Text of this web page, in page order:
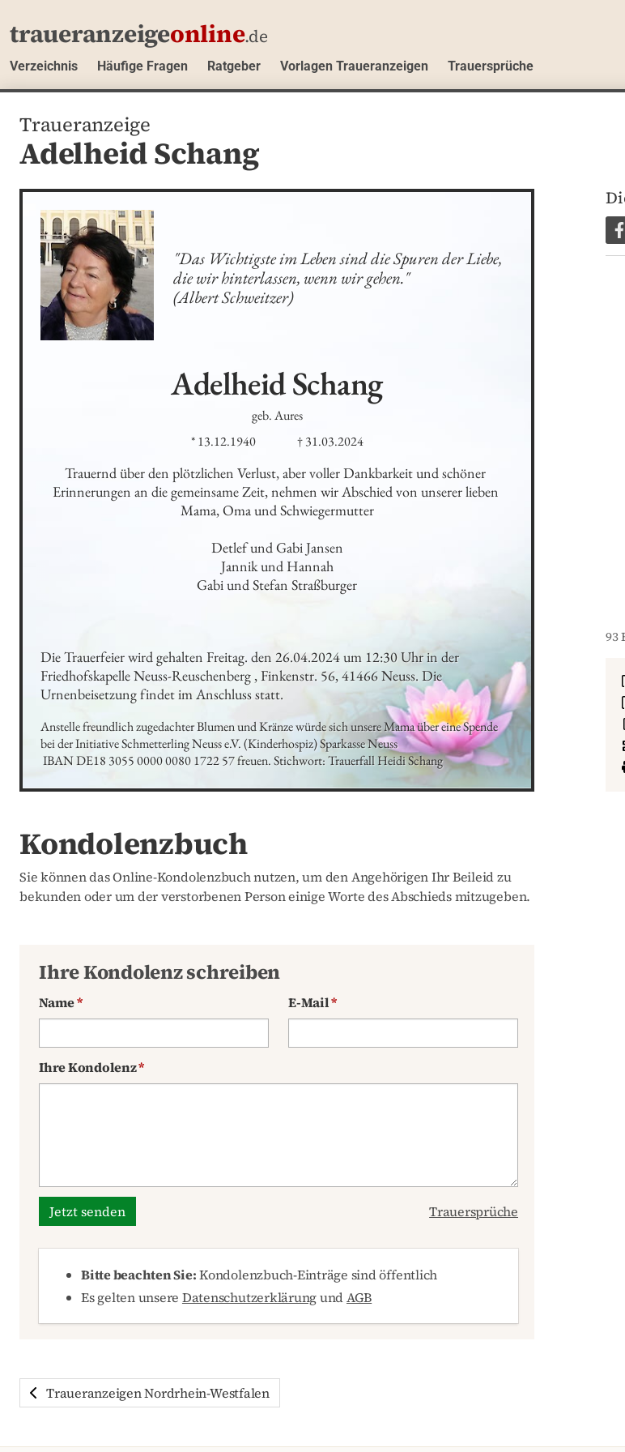
traueranzeigeonline.de
Verzeichnis Häufige Fragen Ratgeber Vorlagen Traueranzeigen Trauersprüche
Traueranzeige
Adelheid Schang
"Das Wichtigste im Leben sind die Spuren der Liebe,
die wir hinterlassen, wenn wir gehen."
(Albert Schweitzer)
AdelheidSchang
geb. Aures
* 13.12.1940
† 31.03.2024
Trauernd über den plötzlichen Verlust, aber voller Dankbarkeit und schöner
Erinnerungen an die gemeinsame Zeit, nehmen wir Abschied von unserer lieben
Mama, Oma und Schwiegermutter
Detlef und Gabi Jansen
Jannik und Hannah
Gabi und Stefan Straßburger
Die Trauerfeier wird gehalten Freitag. den 26.04.2024 um 12:30 Uhr in der
Friedhofskapelle Neuss-Reuschenberg , Finkenstr. 56, 41466 Neuss. Die
Urnenbeisetzung findet im Anschluss statt.
Anstelle freundlich zugedachter Blumen und Kränze würde sich unsere Mama über eine Spende
bei der Initiative Schmetterling Neuss e.V. (Kinderhospiz) Sparkasse Neuss
IBAN DE18 3055 0000 0080 1722 57 freuen. Stichwort: Trauerfall Heidi Schang
93
Kondolenzbuch
Sie können das Online-Kondolenzbuch nutzen, um den Angehörigen Ihr Beileid zu
bekunden oder um der verstorbenen Person einige Worte des Abschieds mitzugeben.
Ihre Kondolenz schreiben
Name* E-Mail*
Ihre Kondolenz*
Jetzt senden Trauersprüche
Bitte beachten Sie:Kondolenzbuch-Einträge sind öffentlich
Es gelten unsere DatenschutzerklärungundAGB
Traueranzeigen Nordrhein-Westfalen